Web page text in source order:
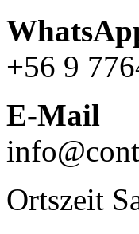
+56 9
E-Mail
Ortszeit